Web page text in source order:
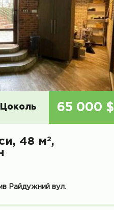
Цоколь 65 000 $
48 м2,
Райдужний вул.